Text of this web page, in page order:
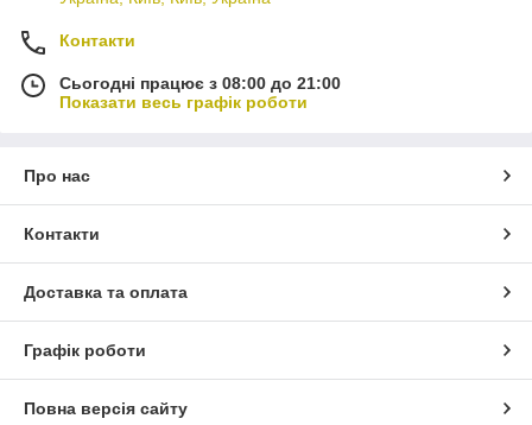
Контакти
Сьогодні працює з 08:00 до 21:00
Показати весь графік роботи
Про нас
Контакти
Доставка та оплата
Графік роботи
Повна версія сайту